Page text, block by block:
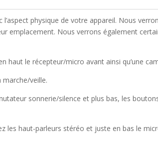
physique de votre appareil. Nous
emplacement. Nous verrons également
haut le récepteur/micro avant ainsi qu’une
veille.
sonnerie/silence et plus bas, les
les haut-parleurs stéréo et juste en bas le